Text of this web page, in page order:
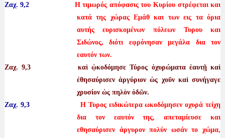
Ζαχ. 9,2 Η τιμωρός απόφασις του Κυρίου στρέφεται και
κατά της χώρας Εμάθ και των εις τα όρια
αυτής ευρισκομένων πόλεων Τυρου και
Σιδώνος, διότι εφρόνησαν μεγάλα δια τον
εαυτόν των.
Ζαχ. 9,3 καὶ ᾠκοδόμησε Τύρος ὀχυρώματα ἑαυτῇ καὶ
ἐθησαύρισεν ἀργύριον ὡς χοῦν καὶ συνήγαγε
χρυσίον ὡς πηλὸν ὁδῶν.
Ζαχ. 9,3
Η Τυρος ειδικώτερα ωκοδόμησεν οχυρά τείχη
δια τον εαυτόν της, απεταμίευσε και
εθησαύρισεν άργυρον πολύν ωσάν το χώμα,